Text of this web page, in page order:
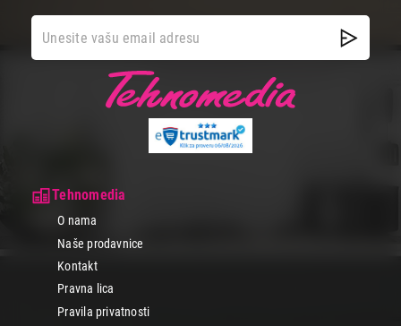
Tehnomedia
O nama
Naše prodavnice
Kontakt
Pravna lica
Pravila privatnosti